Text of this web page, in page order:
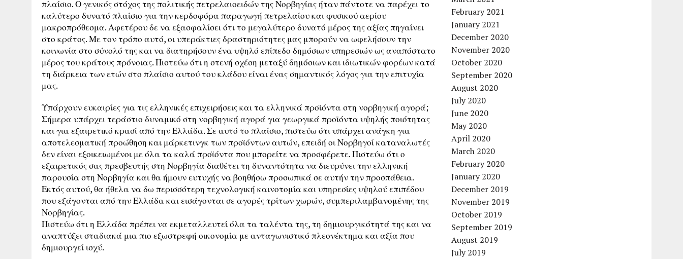
πλαίσιο. Ο γενικός στόχος της πολιτικής πετρελαιοειδών της Νορβηγίας ήταν πάντοτε να παρέχει το
καλύτερο δυνατό πλαίσιο για την κερδοφόρα παραγωγή πετρελαίου και φυσικού αερίου
μακροπρόθεσμα. Αφετέρου δε να εξασφαλίσει ότι το μεγαλύτερο δυνατό μέρος της αξίας πηγαίνει
στο κράτος. Με τον τρόπο αυτό, οι υπεράκτιες δραστηριότητες μας μπορούν να ωφελήσουν την
κοινωνία στο σύνολό της και να διατηρήσουν ένα υψηλό επίπεδο δημόσιων υπηρεσιών ως αναπόστατο
μέρος του κράτους πρόνοιας. Πιστεύω ότι η στενή σχέση μεταξύ δημόσιων και ιδιωτικών φορέων κατά
τη διάρκεια των ετών στο πλαίσιο αυτού του κλάδου είναι ένας σημαντικός λόγος για την επιτυχία
μας.
Υπάρχουν ευκαιρίες για τις ελληνικές επιχειρήσεις και τα ελληνικά προϊόντα στη νορβηγική αγορά;
Σήμερα υπάρχει τεράστιο δυναμικό στη νορβηγική αγορά για γεωργικά προϊόντα υψηλής ποιότητας
και για εξαιρετικό κρασί από την Ελλάδα. Σε αυτό το πλαίσιο, πιστεύω ότι υπάρχει ανάγκη για
αποτελεσματική προώθηση και μάρκετινγκ των προϊόντων αυτών, επειδή οι Νορβηγοί καταναλωτές
δεν είναι εξοικειωμένοι με όλα τα καλά προϊόντα που μπορείτε να προσφέρετε. Πιστεύω ότι ο
εξαιρετικός σας πρεσβευτής στη Νορβηγία διαθέτει τη δυναντότητα να διευρύνει την ελληνική
παρουσία στη Νορβηγία και θα ήμουν ευτυχής να βοηθήσω προσωπικά σε αυτήν την προσπάθεια.
Εκτός αυτού, θα ήθελα να δω περισσότερη τεχνολογική καινοτομία και υπηρεσίες υψηλού επιπέδου
που εξάγονται από την Ελλάδα και εισάγονται σε αγορές τρίτων χωρών, συμπεριλαμβανομένης της
Νορβηγίας.
Πιστεύω ότι η Ελλάδα πρέπει να εκμεταλλευτεί όλα τα ταλέντα της, τη δημιουργικότητά της και να
αναπτύξει σταδιακά μια πιο εξωστρεφή οικονομία με ανταγωνιστικό πλεονέκτημα και αξία που
δημιουργεί ισχύ.
February 2021
January 2021
December 2020
November 2020
October 2020
September 2020
August 2020
July 2020
June 2020
May 2020
April 2020
March 2020
February 2020
January 2020
December 2019
November 2019
October 2019
September 2019
August 2019
July 2019